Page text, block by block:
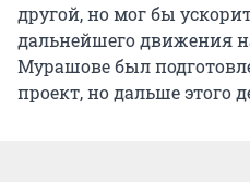
другой, но мог бы
дальнейшего движения
Мурашове был
проект, но дальше этого